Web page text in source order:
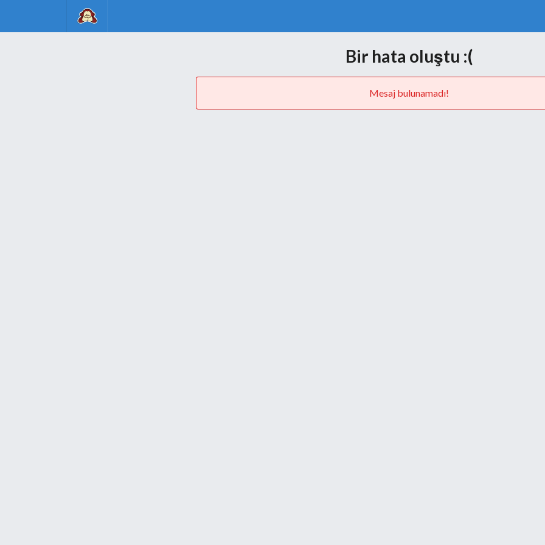
Bir hata oluştu :(
Mesaj bulunamadı!